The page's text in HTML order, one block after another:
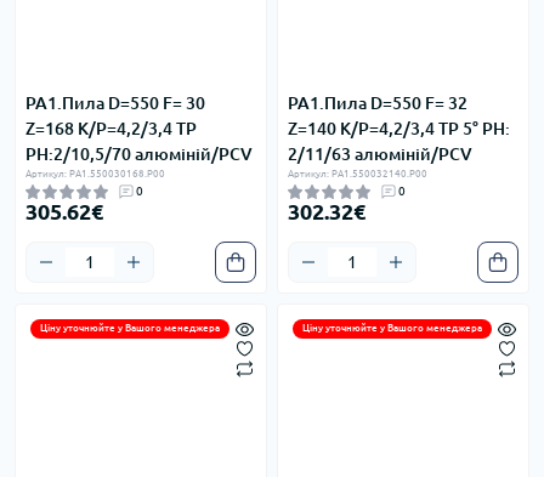
PA1.Пила D=550 F= 30
Z=168 K/P=4,2/3,4 TP
PH:2/10,5/70 алюміній/PCV
Артикул: PA1.550030168.P00
0
305.62€
PA1.Пила D=550 F= 32
Z=140 K/P=4,2/3,4 TP 5° PH:
2/11/63 алюміній/PCV
Артикул: PA1.550032140.P00
0
302.32€
Ціну уточнюйте у Вашого менеджера Ціну уточнюйте у Вашого менеджера